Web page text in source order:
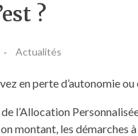
?
Actualités
en perte d’autonomie
l’Allocation
montant, les démarches